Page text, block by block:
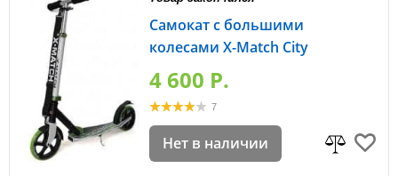
Самокат с большими
колесами X-Match City
4 600 P.
7
Нет в наличии